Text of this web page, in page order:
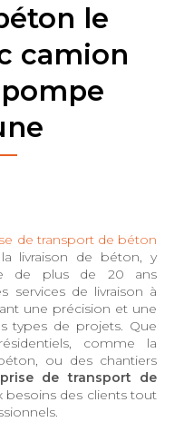
le
camion
de transport de béton
livraison de béton, y
de plus de 20 ans
services de livraison à
une précision et une
types de projets. Que
comme la
ou des chantiers
de transport de
besoins des clients tout